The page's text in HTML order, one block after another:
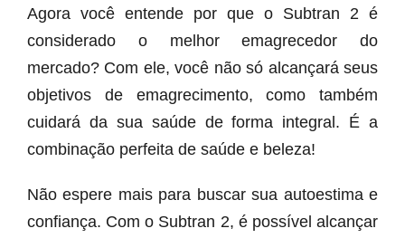
Agora você entende por que o Subtran 2 é
considerado o melhor emagrecedor do
mercado? Com ele, você não só alcançará seus
objetivos de emagrecimento, como também
cuidará da sua saúde de forma integral. É a
combinação perfeita de saúde e beleza!
Não espere mais para buscar sua autoestima e
confiança. Com o Subtran 2, é possível alcançar